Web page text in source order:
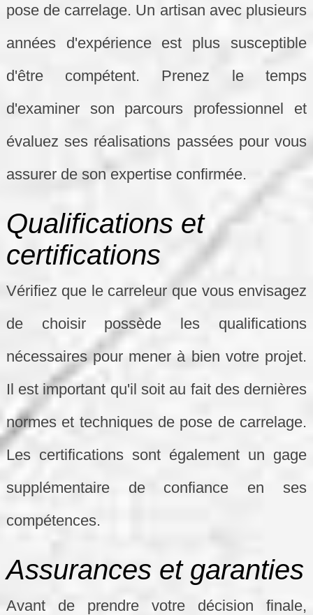
pose de carrelage. Un artisan avec plusieurs
années d'expérience est plus susceptible
d'être compétent. Prenez le temps
d'examiner son parcours professionnel et
évaluez ses réalisations passées pour vous
assurer de son expertise confirmée.
Qualifications et
certifications
Vérifiez que le carreleur que vous envisagez
de choisir possède les qualifications
nécessaires pour mener à bien votre projet.
Il est important qu'il soit au fait des dernières
normes et techniques de pose de carrelage.
Les certifications sont également un gage
supplémentaire de confiance en ses
compétences.
Assurances et garanties
Avant de prendre votre décision finale,